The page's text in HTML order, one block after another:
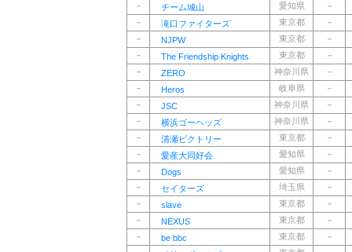
－
チーム城山 愛知県
－
－
滝口ファイターズ 東京都
－
－
NJPW 東京都
－
－
The Friendship Knights 東京都
－
－
ZERO 神奈川県
－
－
Heros 岐阜県
－
－
JSC 神奈川県
－
－
横浜ゴーヘッズ 神奈川県
－
－
清瀬ビクトリー 東京都
－
－
愛産大同好会 愛知県
－
－
Dogs 愛知県
－
－
セイターズ 埼玉県
－
－
slave 東京都
－
－
NEXUS 東京都
－
－
be bbc 東京都
－